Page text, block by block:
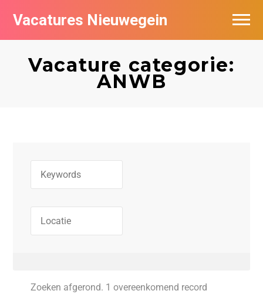
Vacatures Nieuwegein
Vacature categorie:
ANWB
Zoeken afgerond. 1 overeenkomend record
Vacatures per bedrijf in Nieuwegein